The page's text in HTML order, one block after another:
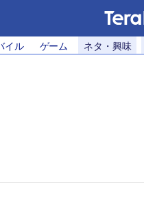
イル ゲーム ネタ・興味